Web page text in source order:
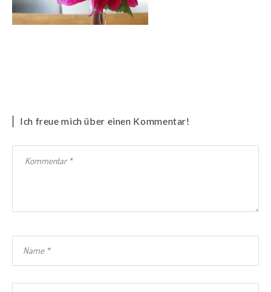
Ich freue mich über einen Kommentar!